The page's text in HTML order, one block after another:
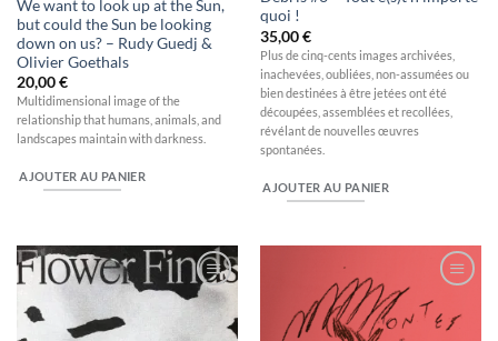
We want to look up at the Sun,
but could the Sun be looking
down on us? – Rudy Guedj &
Olivier Goethals
20,00€
Multidimensional image of the
relationship that humans, animals, and
landscapes maintain with darkness.
AJOUTER AU PANIER
quoi !
35,00€
Plus de cinq-cents images archivées,
inachevées, oubliées, non-assumées ou
bien destinées à être jetées ont été
découpées, assemblées et recollées,
révélant de nouvelles œuvres
spontanées.
AJOUTER AU PANIER
Ajouter
wishlist
Ajouter
à la
wishlist